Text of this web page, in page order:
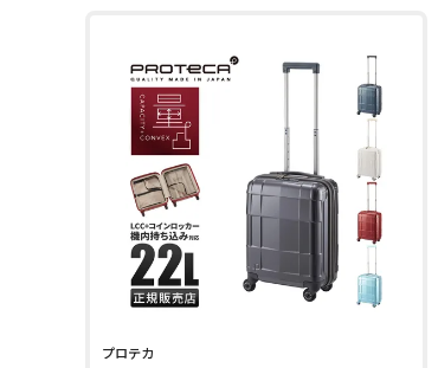
プロテカ